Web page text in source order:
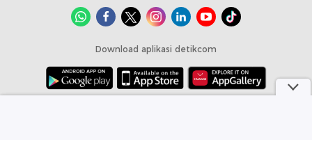
Download aplikasi detikcom